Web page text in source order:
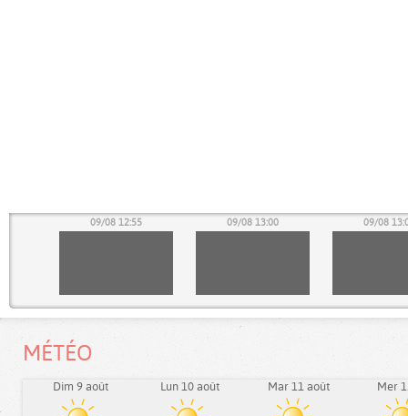
09/08 12:55 09/08 13:00 09/08
MÉTÉO
Dim 9 août Lun 10 août Mar 11 août Mer